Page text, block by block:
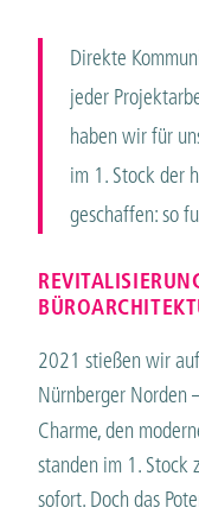
Direkte
jeder
haben wir für
im 1. Stock der
geschaffen: so
2021 stießen wir
Nürnberger Norden
Charme, den
standen im 1. Stock
sofort. Doch das